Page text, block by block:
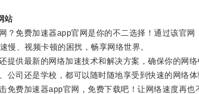
站
免费加速器app官网是你的不二选择！通过该官网
慢、视频卡顿的困扰，畅享网络世界。
供最新的网络加速技术和解决方案，确保你的网络
司还是学校，都可以随时随地享受到快速的网络体
费加速器app官网，免费下载吧！让网络速度再也